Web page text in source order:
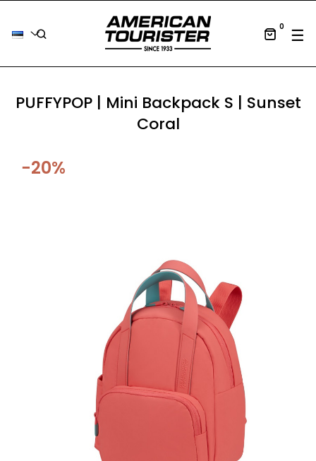
0 ☰
PUFFYPOP | Mini Backpack S | Sunset
Coral
−20%